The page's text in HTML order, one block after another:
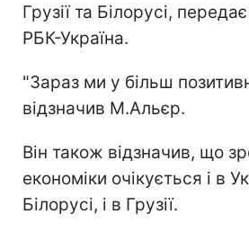
Грузії та Білорусі,
РБК-Україна.
"Зараз ми у більш
відзначив М.Альєр.
Він також відзначив, що
економіки очікується і в
Білорусі, і в Грузії.